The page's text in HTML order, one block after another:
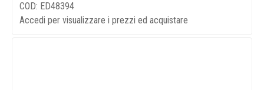
COD: ED48394
Accedi per visualizzare i prezzi ed acquistare